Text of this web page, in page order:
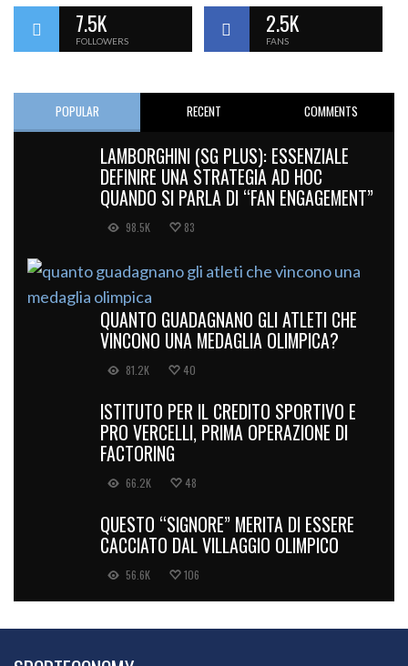
7.5K
FOLLOWERS
2.5K
FANS
POPULAR RECENT COMMENTS
LAMBORGHINI (SG PLUS): ESSENZIALE
DEFINIRE UNA STRATEGIA AD HOC
QUANDO SI PARLA DI “FAN ENGAGEMENT”
98.5K 83
QUANTO GUADAGNANO GLI ATLETI CHE
VINCONO UNA MEDAGLIA OLIMPICA?
81.2K 40
ISTITUTO PER IL CREDITO SPORTIVO E
PRO VERCELLI, PRIMA OPERAZIONE DI
FACTORING
66.2K 48
QUESTO “SIGNORE” MERITA DI ESSERE
CACCIATO DAL VILLAGGIO OLIMPICO
56.6K 106